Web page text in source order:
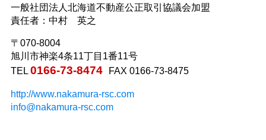
一般社団法人北海道不動産公正取引協議会加盟
責任者：中村 英之
〒070-8004
旭川市神楽4条11丁目1番11号
TEL 0166-73-8474 FAX 0166-73-8475
http://www.nakamura-rsc.com
info@nakamura-rsc.com